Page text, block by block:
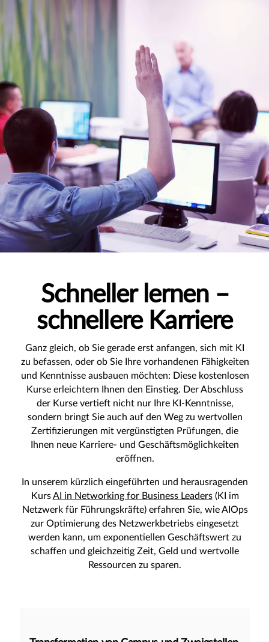
Schneller lernen –
schnellere Karriere
Ganz gleich, ob Sie gerade erst anfangen, sich mit KI
zu befassen, oder ob Sie Ihre vorhandenen Fähigkeiten
und Kenntnisse ausbauen möchten: Diese kostenlosen
Kurse erleichtern Ihnen den Einstieg. Der Abschluss
der Kurse vertieft nicht nur Ihre KI-Kenntnisse,
sondern bringt Sie auch auf den Weg zu wertvollen
Zertifizierungen mit vergünstigten Prüfungen, die
Ihnen neue Karriere- und Geschäftsmöglichkeiten
eröffnen.
In unserem kürzlich eingeführten und herausragenden
KursAI in Networking for Business Leaders(KI im
Netzwerk für Führungskräfte) erfahren Sie, wie AIOps
zur Optimierung des Netzwerkbetriebs eingesetzt
werden kann, um exponentiellen Geschäftswert zu
schaffen und gleichzeitig Zeit, Geld und wertvolle
Ressourcen zu sparen.